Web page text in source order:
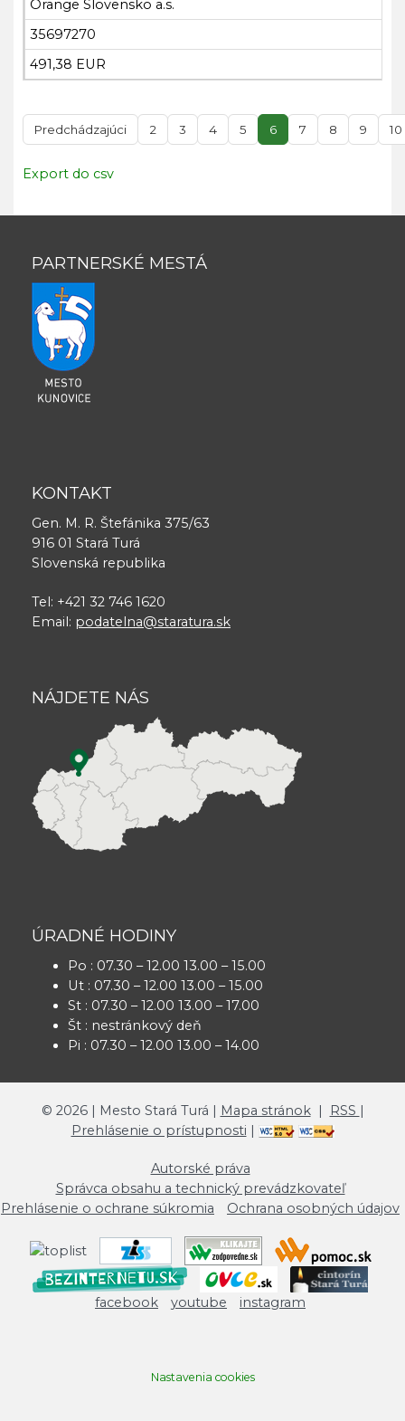
Orange Slovensko a.s.
35697270
491,38 EUR
Predchádzajúci 2 3 4 5 6 7 8 9 10
Export do csv
PARTNERSKÉ MESTÁ
KONTAKT
Gen. M. R. Štefánika 375/63
916 01 Stará Turá
Slovenská republika
Tel: +421 32 746 1620
Email: podatelna@staratura.sk
NÁJDETE NÁS
ÚRADNÉ HODINY
Po : 07.30 – 12.00 13.00 – 15.00
Ut : 07.30 – 12.00 13.00 – 15.00
St : 07.30 – 12.00 13.00 – 17.00
Št : nestránkový deň
Pi : 07.30 – 12.00 13.00 – 14.00
© 2026| Mesto Stará Turá | Mapa stránok| RSS |
Prehlásenie o prístupnosti |
Autorské práva
Správca obsahu a technický prevádzkovateľ
Prehlásenie o ochrane súkromia
Ochrana osobných údajov
facebook youtube instagram
Nastavenia cookies